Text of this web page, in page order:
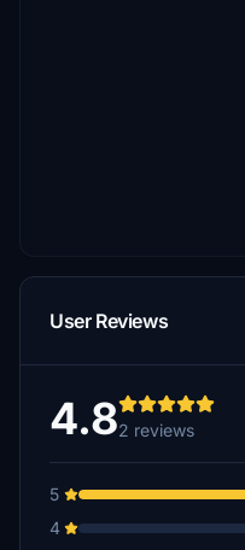
User Reviews
4.82 reviews
5
4